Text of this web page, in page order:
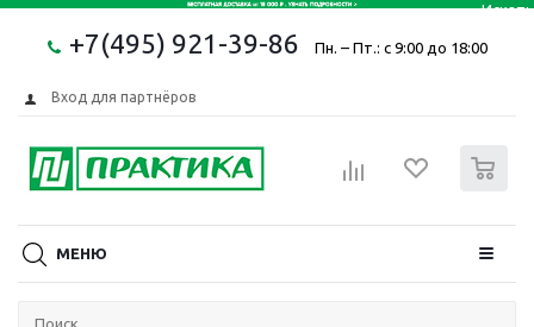
+7(495) 921-39-86 Пн. – Пт.: с 9:00 до 18:00
Вход для партнёров
МЕНЮ